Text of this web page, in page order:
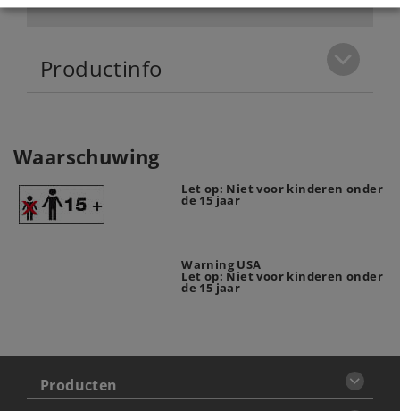
Productinfo
Waarschuwing
Let op: Niet voor kinderen onder
de 15 jaar
Warning USA
Let op: Niet voor kinderen onder
de 15 jaar
Producten